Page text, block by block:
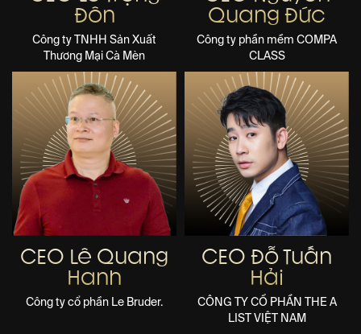
Đôn
Công ty TNHH Sản Xuất
Thương Mại Cà Mèn
Quang Đức
Công ty phần mềm COMPA
CLASS
CEO Lê Quang
Hanh
Công ty cổ phần Le Bruder.
CEO Đỗ Tuấn
Hải
CÔNG TY CỔ PHẦN THE A
LIST VIỆT NAM